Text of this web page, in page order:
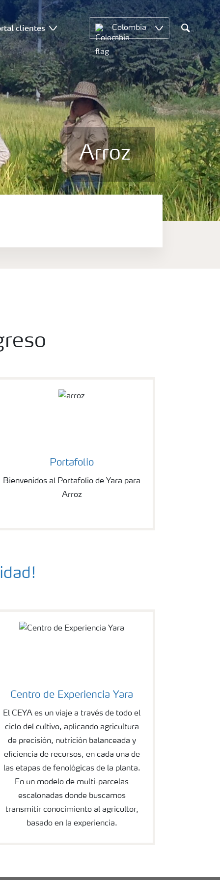
clientes Colombia
Search
Arroz
Fertilizantes con
baja Huella de
Portafolio
Bienvenidos al Portafolio de Yara para
Arroz
Centro de Experiencia Yara
El CEYA es un viaje a través de todo el
ciclo del cultivo, aplicando agricultura
de precisión, nutrición balanceada y
eficiencia de recursos, en cada una de
las etapas de fenológicas de la planta.
En un modelo de multi-parcelas
escalonadas donde buscamos
transmitir conocimiento al agricultor,
basado en la experiencia.